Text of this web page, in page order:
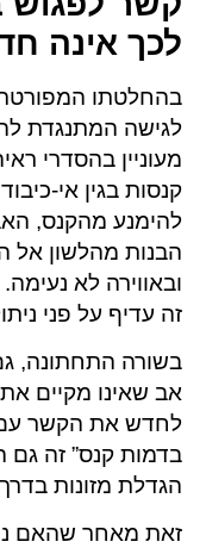
לכך אינה
בהחלטתו
לגישה המתנגדת
מעוניין בהסדרי
קנסות בגין אי-
להימנע מהקנס,
הבנות מהלשון אל
ובאווירה לא
זה עדיף על פני
בשורה התחתונה,
אב שאינו מקיים
לחדש את הקשר עם
בדמות קנס” זה גם
הגדלת מזונות
זאת מאחר שהאם